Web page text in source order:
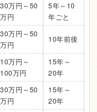
30万円～50
万円
5年～10
年ごと
30万円～50
万円
10年前後
10万円～
100万円
15年～
20年
30万円～50
万円
15年～
20年